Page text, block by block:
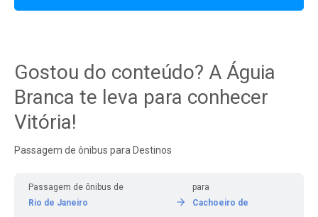
Gostou do conteúdo? A Águia
Branca te leva para conhecer
Vitória!
Passagem de ônibus para Destinos
Passagem de ônibus de
Rio de Janeiro
para
Cachoeiro de